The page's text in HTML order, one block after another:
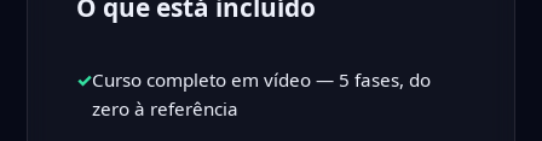
O que está incluído
✓Curso completo em vídeo — 5 fases, do
zero à referência